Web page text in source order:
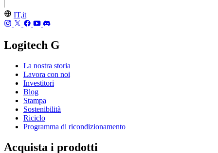
IT,it
Logitech G
La nostra storia
Lavora con noi
Investitori
Blog
Stampa
Sostenibilità
Riciclo
Programma di ricondizionamento
Acquista i prodotti